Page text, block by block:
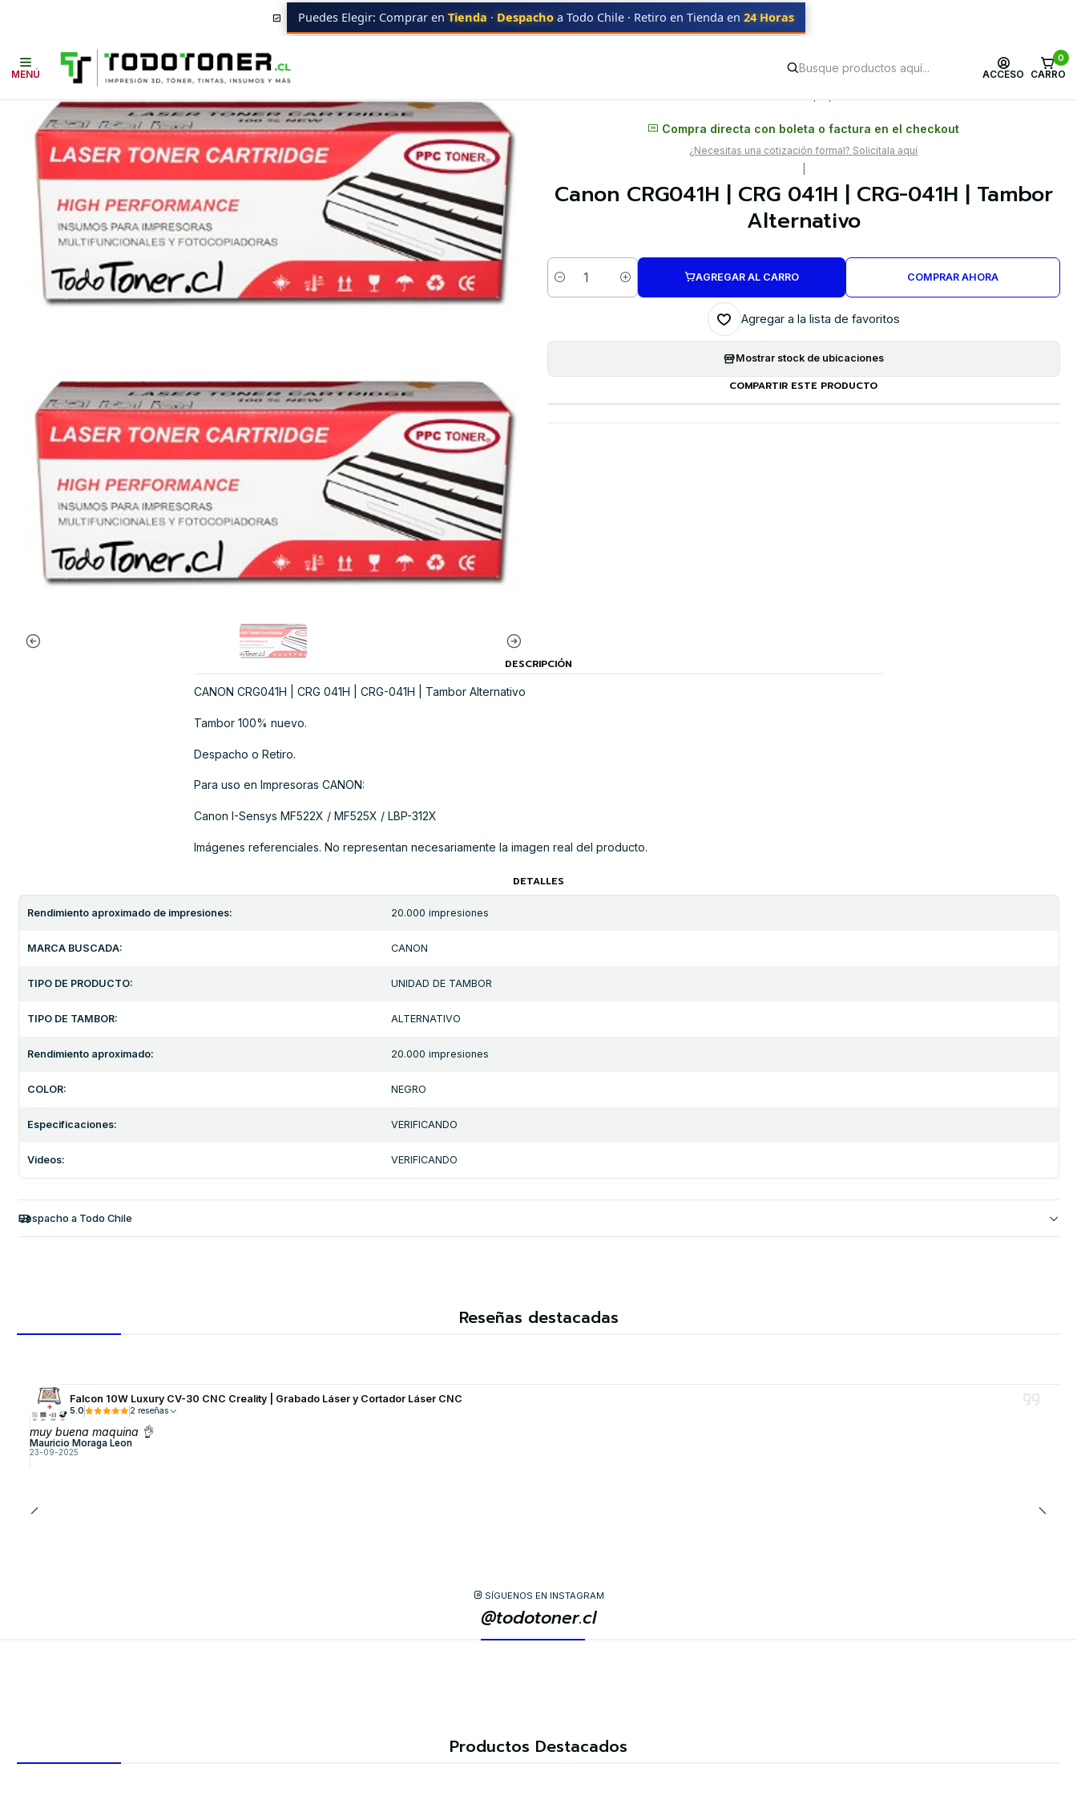
MENÚ ACCESO
0
CARRO
Puedes Elegir: Comprar en Tienda · Despacho a Todo Chile · Retiro en Tienda en 24 Horas
Insumos CANON CRG041H Canon CRG041H | CRG 041H | CRG-041H | Tambor Alternativo
Compra directa con boleta o factura en el checkout
¿Necesitas una cotización formal? Solicítala aquí
Canon CRG041H | CRG 041H | CRG-041H | Tambor
Alternativo
Cantidad
AGREGAR AL CARRO COMPRAR AHORA
Agregar a la lista de favoritos
Mostrar stock de ubicaciones
COMPARTIR ESTE PRODUCTO
DESCRIPCIÓN
CANON CRG041H | CRG 041H | CRG-041H | Tambor Alternativo
Tambor 100% nuevo.
Despacho o Retiro.
Para uso en Impresoras CANON:
Canon I-Sensys MF522X / MF525X / LBP-312X
Imágenes referenciales. No representan necesariamente la imagen real del producto.
DETALLES
Rendimiento aproximado de impresiones: 20.000 impresiones
MARCA BUSCADA: CANON
TIPO DE PRODUCTO: UNIDAD DE TAMBOR
TIPO DE TAMBOR: ALTERNATIVO
Rendimiento aproximado: 20.000 impresiones
COLOR: NEGRO
Especificaciones: VERIFICANDO
Videos: VERIFICANDO
Despacho a Todo Chile
Reseñas destacadas
Falcon 10W Luxury CV-30 CNC Creality | Grabado Láser y Cortador Láser CNC
5.0 2 reseñas
muy buena maquina 👌
Mauricio Moraga Leon
23-09-2025
SÍGUENOS EN INSTAGRAM
@todotoner.cl
Productos Destacados